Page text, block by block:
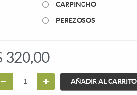
CARPINCHO
PEREZOSOS
320,00
AÑADIR AL CARRITO